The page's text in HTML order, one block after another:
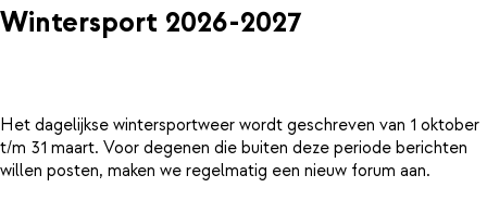
Wintersport 2026-2027
Het dagelijkse wintersportweer wordt geschreven van 1 oktober
t/m 31 maart. Voor degenen die buiten deze periode berichten
willen posten, maken we regelmatig een nieuw forum aan.